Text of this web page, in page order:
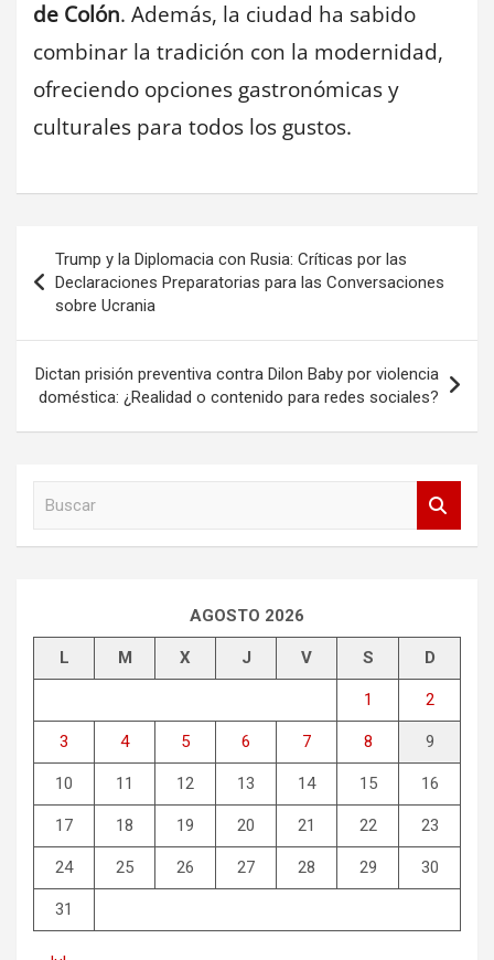
de Colón. Además, la ciudad ha sabido
combinar la tradición con la modernidad,
ofreciendo opciones gastronómicas y
culturales para todos los gustos.
Navegación
de
entradas
Trump y la Diplomacia con Rusia: Críticas por las
Declaraciones Preparatorias para las Conversaciones
sobre Ucrania
Dictan prisión preventiva contra Dilon Baby por violencia
doméstica: ¿Realidad o contenido para redes sociales?
AGOSTO 2026
L M X J V S D
1 2
3 4 5 6 7 8 9
10 11 12 13 14 15 16
17 18 19 20 21 22 23
24 25 26 27 28 29 30
31